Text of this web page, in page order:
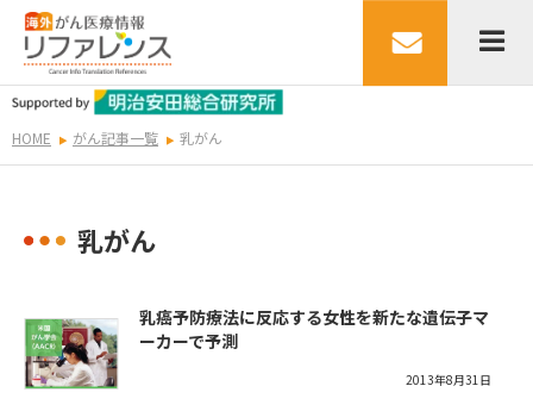
HOME がん記事一覧 乳がん
乳がん
乳癌予防療法に反応する女性を新たな遺伝子マ
ーカーで予測
2013年8月31日